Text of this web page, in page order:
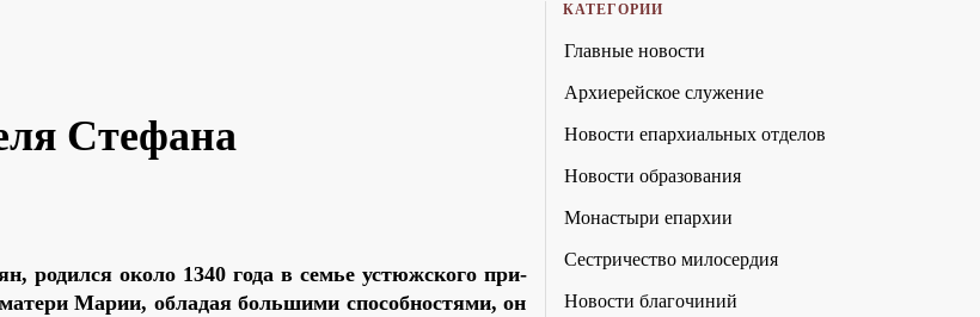
Стефана
ро­дил­ся око­ло 1340 го­да в се­мье устюж­ско­го при­
Ма­рии, об­ла­дая боль­ши­ми спо­соб­но­стя­ми, он
КАТЕГОРИИ
Главные новости
Архиерейское служение
Новости епархиальных отделов
Новости образования
Монастыри епархии
Сестричество милосердия
Новости благочиний